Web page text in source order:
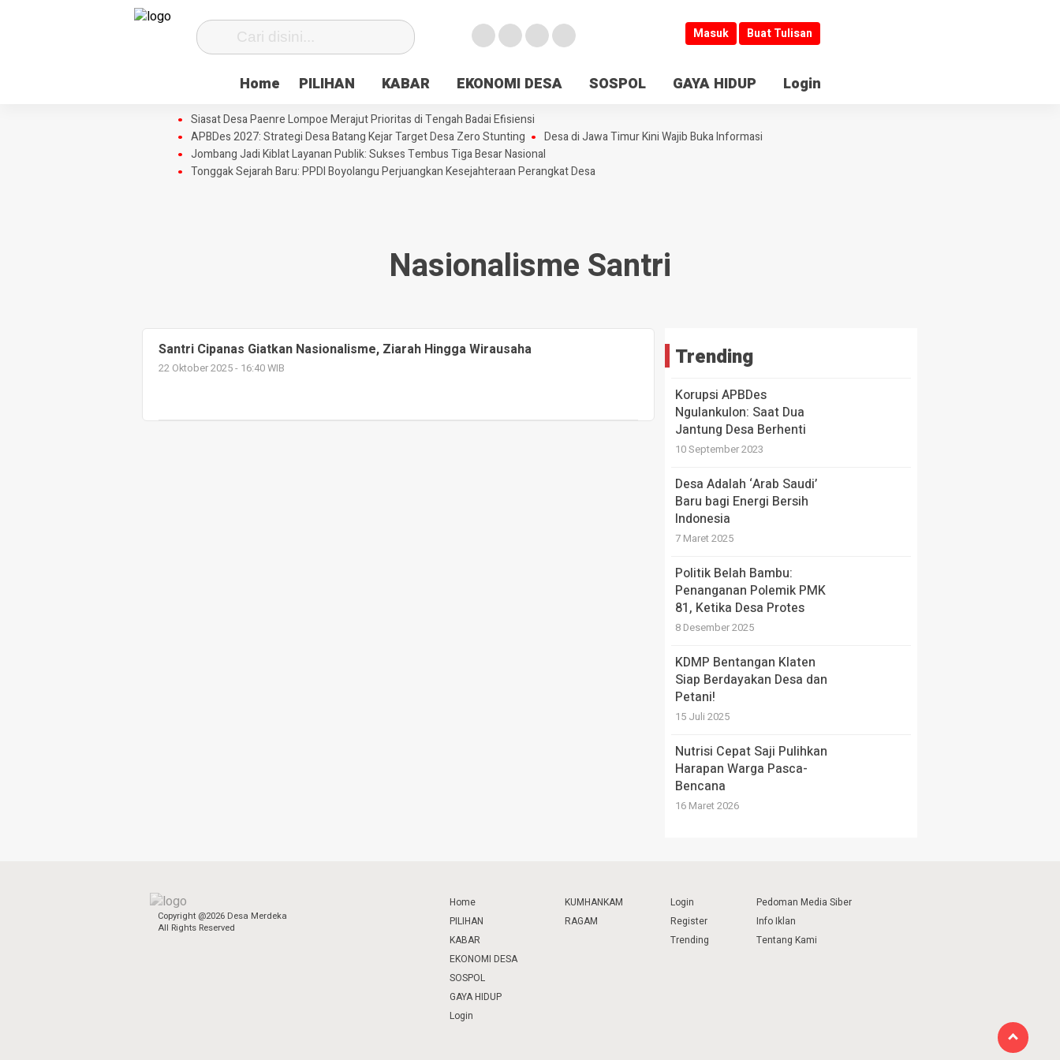
Masuk Buat Tulisan
Home PILIHAN KABAR EKONOMI DESA SOSPOL GAYA HIDUP Login
Siasat Desa Paenre Lompoe Merajut Prioritas di Tengah Badai Efisiensi
APBDes 2027: Strategi Desa Batang Kejar Target Desa Zero Stunting
Desa di Jawa Timur Kini Wajib Buka Informasi
Jombang Jadi Kiblat Layanan Publik: Sukses Tembus Tiga Besar Nasional
Tonggak Sejarah Baru: PPDI Boyolangu Perjuangkan Kesejahteraan Perangkat Desa
Nasionalisme Santri
Santri Cipanas Giatkan Nasionalisme, Ziarah Hingga Wirausaha
22 Oktober 2025 - 16:40 WIB Trending
Korupsi APBDes
Ngulankulon: Saat Dua
Jantung Desa Berhenti
10 September 2023
Desa Adalah ‘Arab Saudi’
Baru bagi Energi Bersih
Indonesia
7 Maret 2025
Politik Belah Bambu:
Penanganan Polemik PMK
81, Ketika Desa Protes
8 Desember 2025
KDMP Bentangan Klaten
Siap Berdayakan Desa dan
Petani!
15 Juli 2025
Nutrisi Cepat Saji Pulihkan
Harapan Warga Pasca-
Bencana
16 Maret 2026
Copyright @2026 Desa Merdeka
All Rights Reserved
Home
PILIHAN
KABAR
EKONOMI DESA
SOSPOL
GAYA HIDUP
Login
KUMHANKAM
RAGAM
Login
Register
Trending
Pedoman Media Siber
Info Iklan
Tentang Kami